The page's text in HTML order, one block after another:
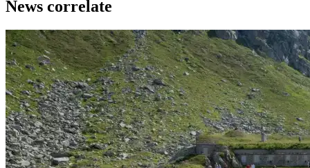
News correlate